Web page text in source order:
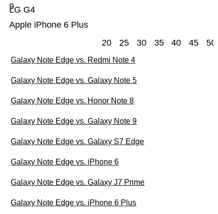
Apple iPhone 6 Plus
LG G4
9
20 25 30 35 40 45 50
Galaxy Note Edge vs. Redmi Note 4
Galaxy Note Edge vs. Galaxy Note 5
Galaxy Note Edge vs. Honor Note 8
Galaxy Note Edge vs. Galaxy Note 9
Galaxy Note Edge vs. Galaxy S7 Edge
Galaxy Note Edge vs. iPhone 6
Galaxy Note Edge vs. Galaxy J7 Prime
Galaxy Note Edge vs. iPhone 6 Plus